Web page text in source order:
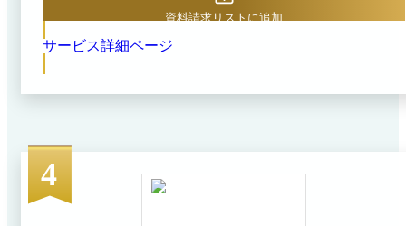
報や過去の対応履歴がポップアップ表示され、詳細な情
寄与します。
サービス詳細ページ
資料請求リストに追加
4